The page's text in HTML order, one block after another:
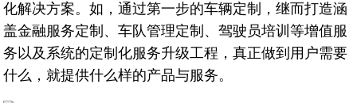
化解决方案。如，通过第一步的车辆定制，继而打造涵
盖金融服务定制、车队管理定制、驾驶员培训等增值服
务以及系统的定制化服务升级工程，真正做到用户需要
什么，就提供什么样的产品与服务。